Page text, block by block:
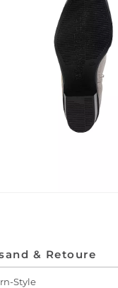
& Retoure
Style